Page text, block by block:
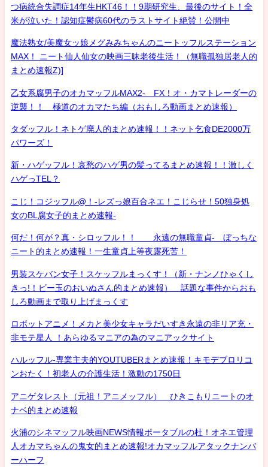
つ病統合失調症14年生HKT46！！9期研究生、最後のサイト！全
米が泣いた！認知症鬱病60代のラストサイト絶賛！公開中
魔法熟女/美魔女ッ娘メグみみちゃんのニートッフルステーション
MAX！ ニート仙人仙女の映画三昧老後生活！（無職孤独居老人的
まとめ速報Z)]
乙女系腐男子のオカマッフルMAX2- FX！オ・カマトレーダーの
逆襲！！ 極道のオカマたち編（おもしろ動画まとめ速報）
タダッフル！ネトゲ廃人的まとめ速報！！ネット乞食DE2000万
パワーズ！
新・ハゲッフル！哀愁のハゲ男の髪ってるまとめ速報！！激しく
ハゲっTEL？
こじ！コジッフル@！-レズっ娘百合ネエ！こじらせ！50独身処
女のBL腐女子的まとめ速報-
何だ！何が？真・シロッフル！！ 永遠の無職童貞- ぼっちな
ニート的まとめ速報！一生童貞上等夜露死苦！
男装スケバン女子！スケッフルまっくす！（新・ナンノひゃくし
きっ!！ビー玉のおいぬさん的まとめ速報） 話題な事件からおも
しろ動画まで取り上げまっくす
ロボットアニメ！メカと美少女キャラだいすき永遠の非リア充・
非モテ星人 ！あらゆるマニアの為のマニアックサイト
ハルッフル-専業主夫的YOUTUBERまとめ速報！キモデブロリコ
ンおたく！初老人の介護生活！激動の1750日
アニゲタレスト（元祖！アニメッフル） ひきこもりニートのオ
ナベ的まとめ速報
火浦のシネマッフル映画NEWS情報ポータブルの杜！オネエ管理
人オカマちゃんの鬼女的まとめ速報!オカマッフルアタックナンバ
ーハーフ